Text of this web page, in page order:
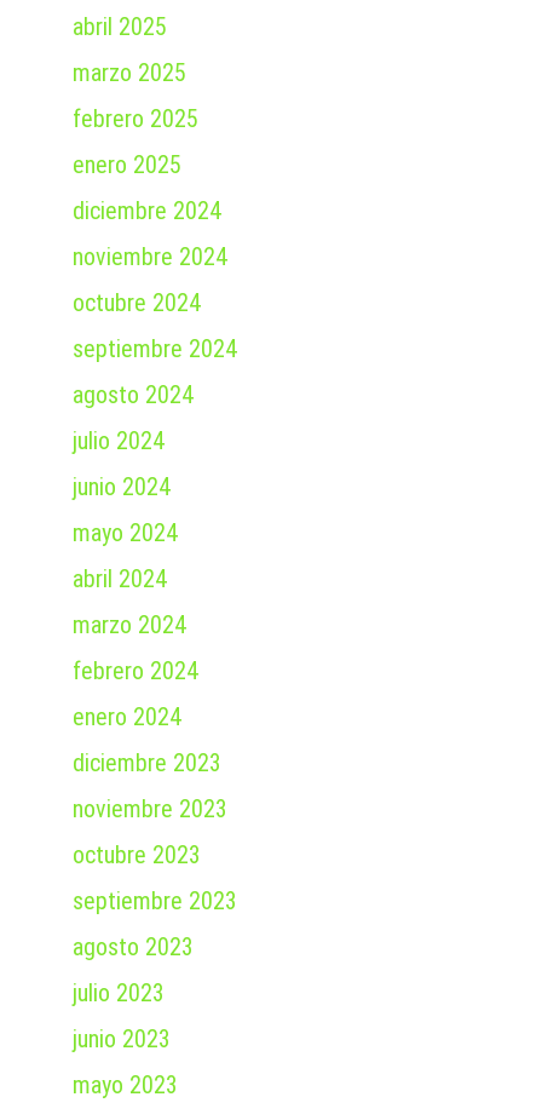
abril 2025
marzo 2025
febrero 2025
enero 2025
diciembre 2024
noviembre 2024
octubre 2024
septiembre 2024
agosto 2024
julio 2024
junio 2024
mayo 2024
abril 2024
marzo 2024
febrero 2024
enero 2024
diciembre 2023
noviembre 2023
octubre 2023
septiembre 2023
agosto 2023
julio 2023
junio 2023
mayo 2023